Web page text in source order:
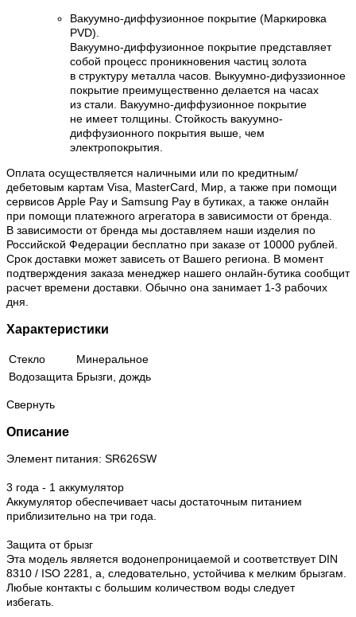
Вакуумно-диффузионное покрытие (Маркировка
PVD).
Вакуумно-диффузионное покрытие представляет
собой процесс проникновения частиц золота
в структуру металла часов. Выкуумно-дифуззионное
покрытие преимущественно делается на часах
из стали. Вакуумно-диффузионное покрытие
не имеет толщины. Стойкость вакуумно-
диффузионного покрытия выше, чем
электропокрытия.
Оплата осуществляется наличными или по кредитным/
дебетовым картам Visa, MasterCard, Мир, а также при помощи
сервисов Apple Pay и Samsung Pay в бутиках, а также онлайн
при помощи платежного агрегатора в зависимости от бренда.
В зависимости от бренда мы доставляем наши изделия по
Российской Федерации бесплатно при заказе от 10000 рублей.
Срок доставки может зависеть от Вашего региона. В момент
подтверждения заказа менеджер нашего онлайн-бутика сообщит
расчет времени доставки. Обычно она занимает 1-3 рабочих
дня.
Характеристики
Стекло
Минеральное
Водозащита Брызги, дождь
Свернуть
Описание
Элемент питания: SR626SW
3 года - 1 аккумулятор
Аккумулятор обеспечивает часы достаточным питанием
приблизительно на три года.
Защита от брызг
Эта модель является водонепроницаемой и соответствует DIN
8310 / ISO 2281, а, следовательно, устойчива к мелким брызгам.
Любые контакты с большим количеством воды следует
избегать.